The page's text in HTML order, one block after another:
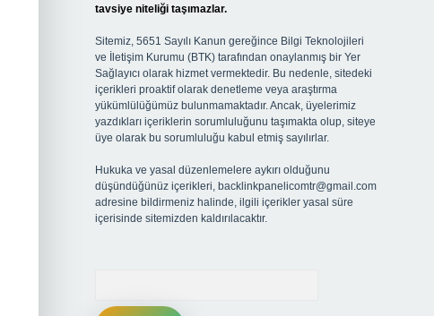
tavsiye niteliği taşımazlar.
Sitemiz, 5651 Sayılı Kanun gereğince Bilgi Teknolojileri
ve İletişim Kurumu (BTK) tarafından onaylanmış bir Yer
Sağlayıcı olarak hizmet vermektedir. Bu nedenle, sitedeki
içerikleri proaktif olarak denetleme veya araştırma
yükümlülüğümüz bulunmamaktadır. Ancak, üyelerimiz
yazdıkları içeriklerin sorumluluğunu taşımakta olup, siteye
üye olarak bu sorumluluğu kabul etmiş sayılırlar.
Hukuka ve yasal düzenlemelere aykırı olduğunu
düşündüğünüz içerikleri, backlinkpanelicomtr@gmail.com
adresine bildirmeniz halinde, ilgili içerikler yasal süre
içerisinde sitemizden kaldırılacaktır.